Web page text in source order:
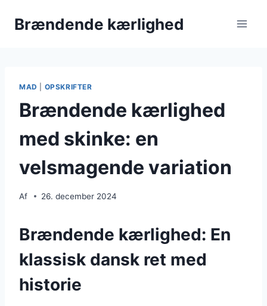
Brændende kærlighed
MAD OPSKRIFTER
Brændende kærlighed
med skinke: en
velsmagende variation
Af 26. december 2024
Brændende kærlighed: En
klassisk dansk ret med
historie